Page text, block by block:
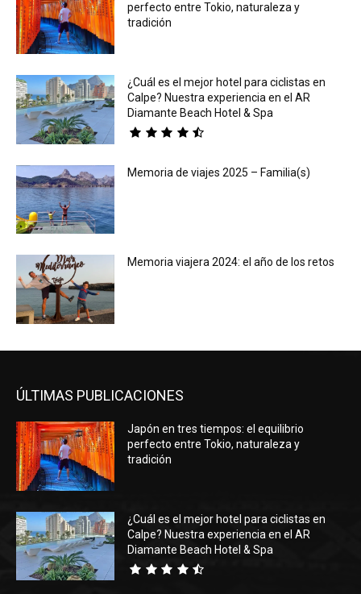
perfecto entre Tokio, naturaleza y
tradición
¿Cuál es el mejor hotel para ciclistas en
Calpe? Nuestra experiencia en el AR
Diamante Beach Hotel & Spa
Memoria de viajes 2025 – Familia(s)
Memoria viajera 2024: el año de los retos
ÚLTIMAS PUBLICACIONES
Japón en tres tiempos: el equilibrio
perfecto entre Tokio, naturaleza y
tradición
¿Cuál es el mejor hotel para ciclistas en
Calpe? Nuestra experiencia en el AR
Diamante Beach Hotel & Spa